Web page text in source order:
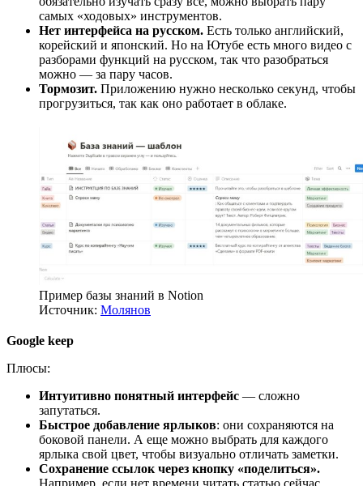
самых «ходовых» инструментов.
Нет интерфейса на русском. Есть только английский,
корейский и японский. Но на Ютубе есть много видео с
разборами функций на русском, так что разобраться
можно — за пару часов.
Тормозит. Приложению нужно несколько секунд, чтобы
прогрузиться, так как оно работает в облаке.
Пример базы знаний в Notion
Источник: Молянов
Google keep
Плюсы:
Интуитивно понятный интерфейс — сложно
запутаться.
Быстрое добавление ярлыков: они сохраняются на
боковой панели. А еще можно выбрать для каждого
ярлыка свой цвет, чтобы визуально отличать заметки.
Сохранение ссылок через кнопку «поделиться».
Например, если нет времени читать статью сейчас,